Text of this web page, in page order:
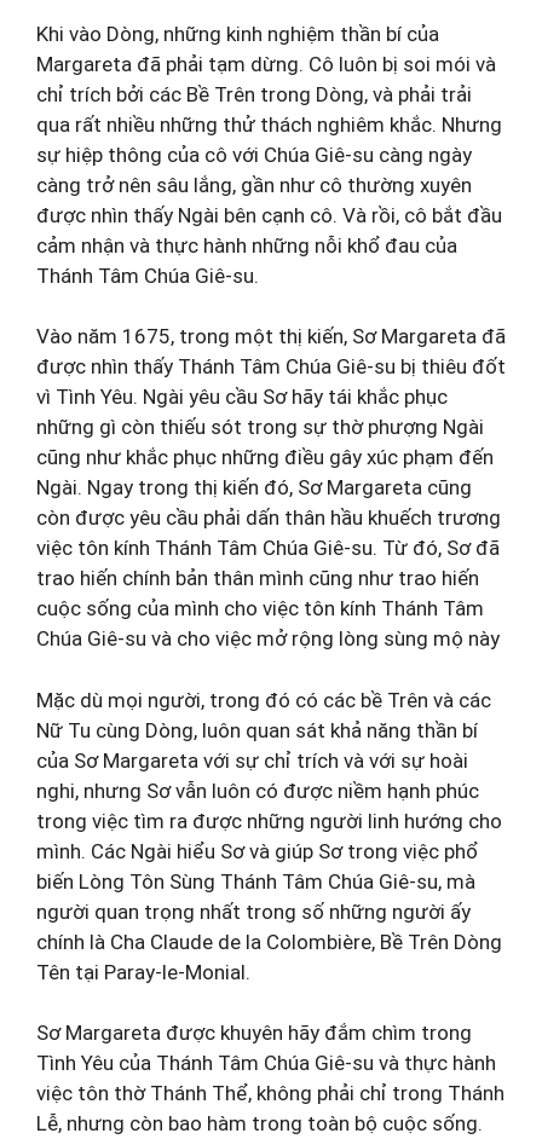
Khi vào Dòng, những kinh nghiệm thần bí của
Margareta đã phải tạm dừng. Cô luôn bị soi mói và
chỉ trích bởi các Bề Trên trong Dòng, và phải trải
qua rất nhiều những thử thách nghiêm khắc. Nhưng
sự hiệp thông của cô với Chúa Giê-su càng ngày
càng trở nên sâu lắng, gần như cô thường xuyên
được nhìn thấy Ngài bên cạnh cô. Và rồi, cô bắt đầu
cảm nhận và thực hành những nỗi khổ đau của
Thánh Tâm Chúa Giê-su.
Vào năm 1675, trong một thị kiến, Sơ Margareta đã
được nhìn thấy Thánh Tâm Chúa Giê-su bị thiêu đốt
vì Tình Yêu. Ngài yêu cầu Sơ hãy tái khắc phục
những gì còn thiếu sót trong sự thờ phượng Ngài
cũng như khắc phục những điều gây xúc phạm đến
Ngài. Ngay trong thị kiến đó, Sơ Margareta cũng
còn được yêu cầu phải dấn thân hầu khuếch trương
việc tôn kính Thánh Tâm Chúa Giê-su. Từ đó, Sơ đã
trao hiến chính bản thân mình cũng như trao hiến
cuộc sống của mình cho việc tôn kính Thánh Tâm
Chúa Giê-su và cho việc mở rộng lòng sùng mộ này
Mặc dù mọi người, trong đó có các bề Trên và các
Nữ Tu cùng Dòng, luôn quan sát khả năng thần bí
của Sơ Margareta với sự chỉ trích và với sự hoài
nghi, nhưng Sơ vẫn luôn có được niềm hạnh phúc
trong việc tìm ra được những người linh hướng cho
mình. Các Ngài hiểu Sơ và giúp Sơ trong việc phổ
biến Lòng Tôn Sùng Thánh Tâm Chúa Giê-su, mà
người quan trọng nhất trong số những người ấy
chính là Cha Claude de la Colombière, Bề Trên Dòng
Tên tại Paray-le-Monial.
Sơ Margareta được khuyên hãy đắm chìm trong
Tình Yêu của Thánh Tâm Chúa Giê-su và thực hành
việc tôn thờ Thánh Thể, không phải chỉ trong Thánh
Lễ, nhưng còn bao hàm trong toàn bộ cuộc sống.